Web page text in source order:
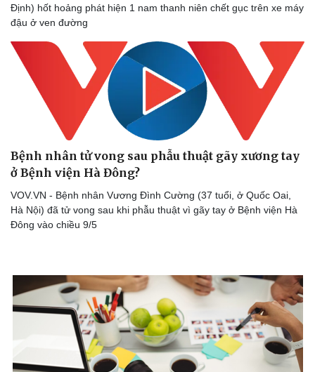
Định) hốt hoảng phát hiện 1 nam thanh niên chết gục trên xe máy
đậu ở ven đường
Bệnh nhân tử vong sau phẫu thuật gãy xương tay
ở Bệnh viện Hà Đông?
VOV.VN - Bệnh nhân Vương Đình Cường (37 tuổi, ở Quốc Oai,
Hà Nội) đã tử vong sau khi phẫu thuật vì gãy tay ở Bệnh viện Hà
Đông vào chiều 9/5